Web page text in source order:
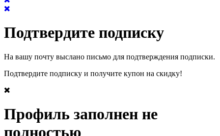
Подтвердите подписку
На вашу почту выслано письмо для подтверждения подписки.
Подтвердите подписку и получите купон на скидку!
Профиль заполнен не
полностью